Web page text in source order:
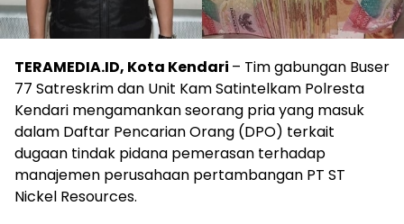
TERAMEDIA.ID, Kota Kendari – Tim gabungan Buser
77 Satreskrim dan Unit Kam Satintelkam Polresta
Kendari mengamankan seorang pria yang masuk
dalam Daftar Pencarian Orang (DPO) terkait
dugaan tindak pidana pemerasan terhadap
manajemen perusahaan pertambangan PT ST
Nickel Resources.